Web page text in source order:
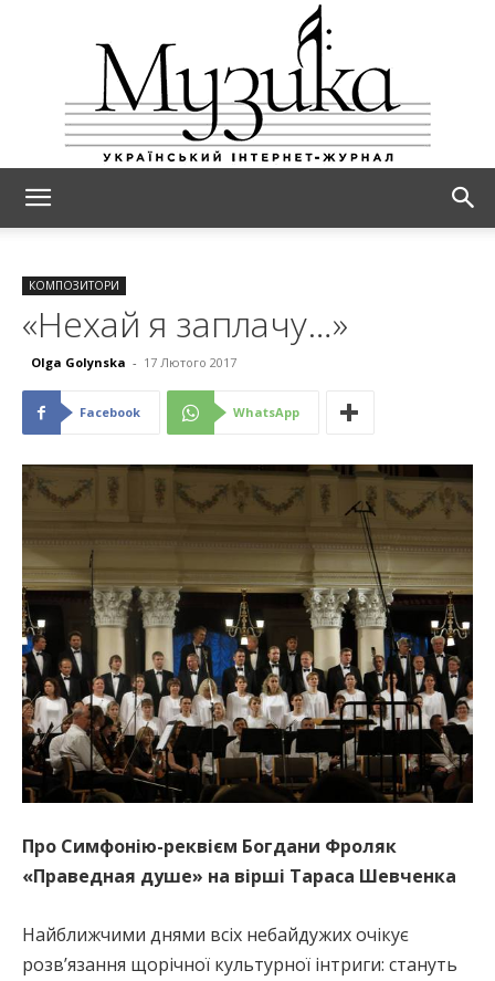
КОМПОЗИТОРИ
«Нехай я заплачу…»
Olga Golynska - 17 Лютого 2017
Facebook WhatsApp
Про Симфонію-реквієм Богдани Фроляк
«Праведная душе» на вірші Тараса Шевченка
Найближчими днями всіх небайдужих очікує
розв’язання щорічної культурної інтриги: стануть